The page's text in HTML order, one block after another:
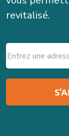
revitalisé.
Email